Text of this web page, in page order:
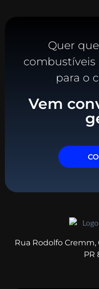
Quer
combustíveis
para o
Vem
Rua Rodolfo Cremm,
PR